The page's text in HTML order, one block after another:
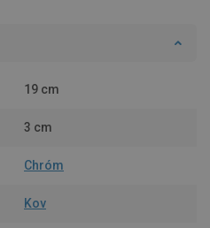
19 cm
3 cm
Chróm
Kov